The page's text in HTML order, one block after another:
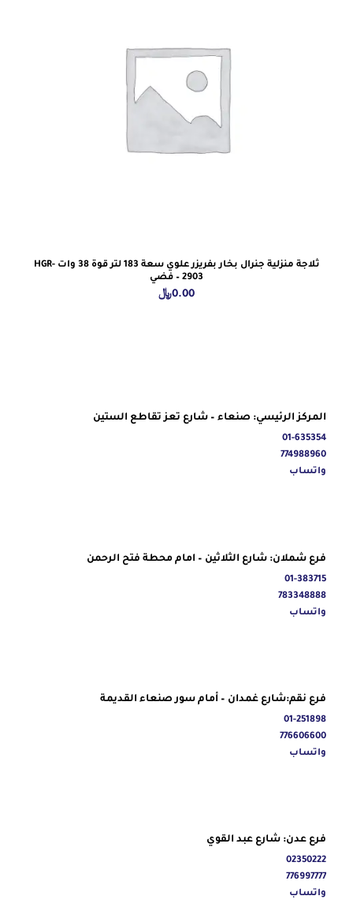
ثلاجة منزلية جنرال بخار بفريزر علوي سعة 183 لتر قوة 38 وات HGR-
2903 – فضي
0.00﷼
المركز الرئيسي: صنعاء – شارع تعز تقاطع الستين
01-635354
774988960
واتساب
فرع شملان: شارع الثلاثين – امام محطة فتح الرحمن
01-383715
783348888
واتساب
فرع نقم:شارع غمدان – أمام سور صنعاء القديمة
01-251898
776606600
واتساب
فرع عدن: شارع عبد القوي
02350222
776997777
واتساب